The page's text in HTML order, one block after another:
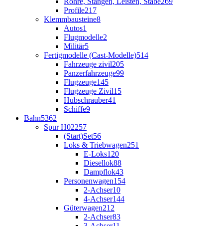
Profile217
Klemmbausteine8
Autos1
Flugmodelle2
Militär5
Fertigmodelle (Cast-Modelle)514
Fahrzeuge zivil205
Panzerfahrzeuge99
Flugzeuge145
Flugzeuge Zivil15
Hubschrauber41
Schiffe9
Bahn5362
Spur H02257
(Start)Set56
Loks & Triebwagen251
E-Loks120
Diesellok88
Dampflok43
Personenwagen154
2-Achser10
4-Achser144
Güterwagen212
2-Achser83